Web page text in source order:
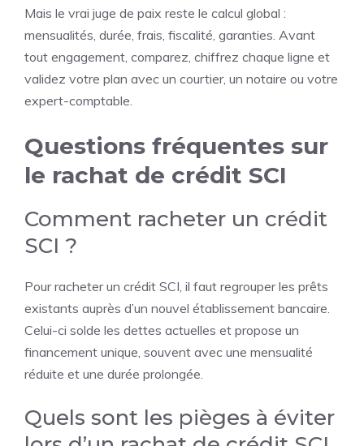
Mais le vrai juge de paix reste le calcul global :
mensualités, durée, frais, fiscalité, garanties. Avant
tout engagement, comparez, chiffrez chaque ligne et
validez votre plan avec un courtier, un notaire ou votre
expert-comptable.
Questions fréquentes sur
le rachat de crédit SCI
Comment racheter un crédit
SCI ?
Pour racheter un crédit SCI, il faut regrouper les prêts
existants auprès d’un nouvel établissement bancaire.
Celui-ci solde les dettes actuelles et propose un
financement unique, souvent avec une mensualité
réduite et une durée prolongée.
Quels sont les pièges à éviter